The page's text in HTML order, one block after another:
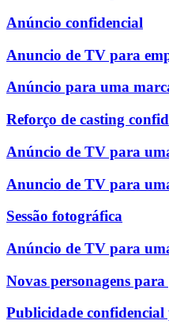
Anúncio confidencial
Anuncio de TV para
Anúncio para uma
Reforço de casting
Anúncio de TV para
Anuncio de TV para
Sessão fotográfica
Anúncio de TV para
Novas personagens
Publicidade